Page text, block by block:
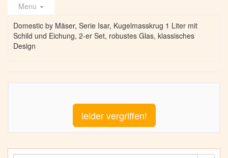
Menu
Domestic by Mäser, Serie Isar, Kugelmasskrug 1 Liter mit
Schild und Eichung, 2-er Set, robustes Glas, klassisches
Design
leider vergriffen!